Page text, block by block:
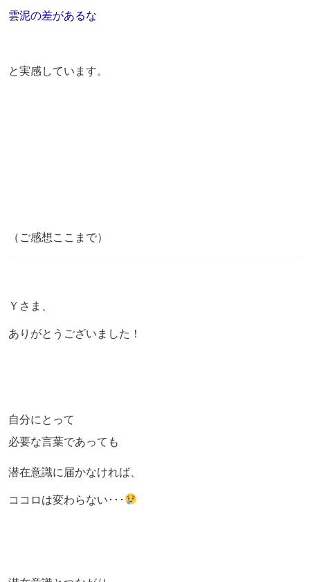
雲泥の差があるな
と実感しています。
（ご感想ここまで）
Ｙさま、
ありがとうございました！
自分にとって
必要な言葉であっても
潜在意識に届かなければ、
ココロは変わらない･･･